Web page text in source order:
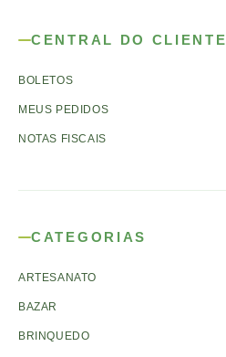
CENTRAL DO CLIENTE
BOLETOS
MEUS PEDIDOS
NOTAS FISCAIS
CATEGORIAS
ARTESANATO
BAZAR
BRINQUEDO